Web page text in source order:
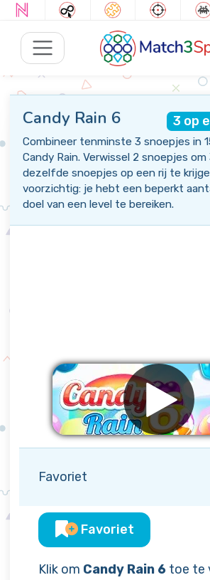
3 op
Candy Rain 6
Combineer tenminste 3 snoepjes in
Candy Rain. Verwissel 2 snoepjes
dezelfde snoepjes op een rij te
voorzichtig: je hebt een beperkt
doel van een level te bereiken.
Favoriet
Favoriet
Klik om Candy Rain 6 toe te